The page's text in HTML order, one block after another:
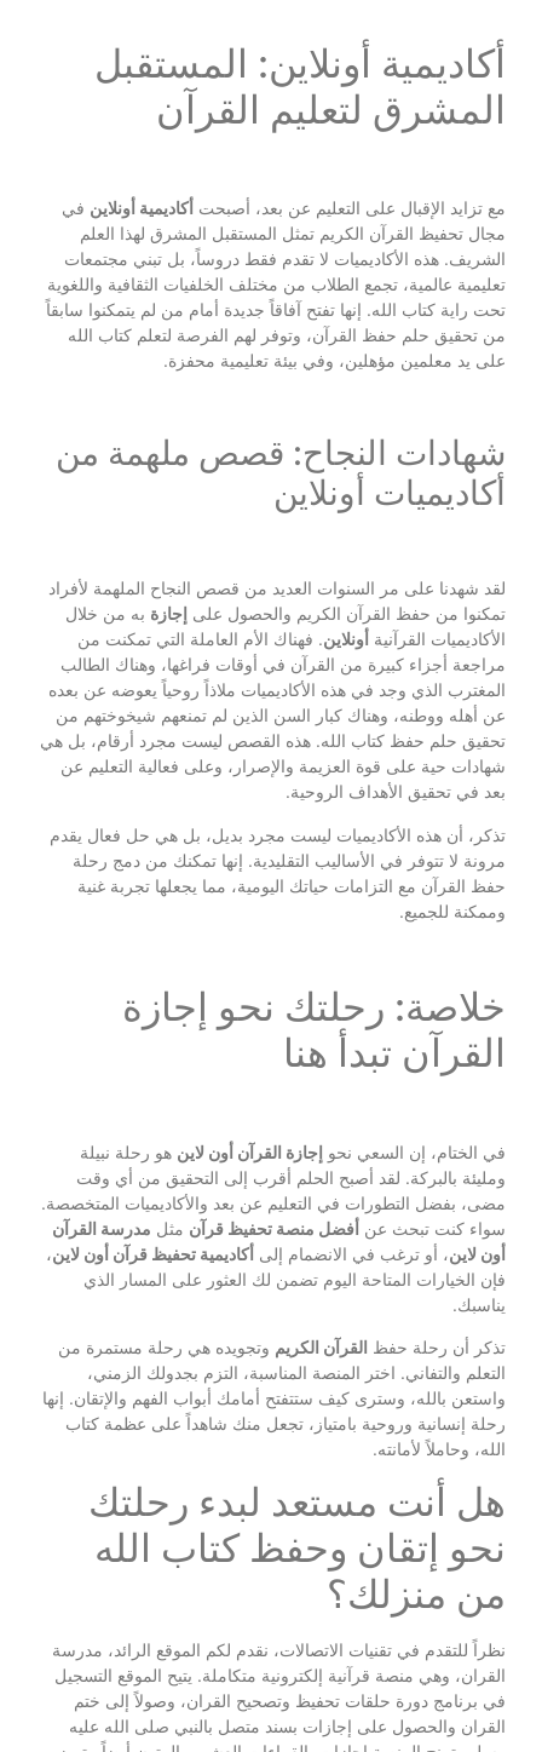
أكاديمية أونلاين: المستقبل
المشرق لتعليم القرآن
مع تزايد الإقبال على التعليم عن بعد، أصبحت أكاديمية أونلاين في
مجال تحفيظ القرآن الكريم تمثل المستقبل المشرق لهذا العلم
الشريف. هذه الأكاديميات لا تقدم فقط دروساً، بل تبني مجتمعات
تعليمية عالمية، تجمع الطلاب من مختلف الخلفيات الثقافية واللغوية
تحت راية كتاب الله. إنها تفتح آفاقاً جديدة أمام من لم يتمكنوا سابقاً
من تحقيق حلم حفظ القرآن، وتوفر لهم الفرصة لتعلم كتاب الله
على يد معلمين مؤهلين، وفي بيئة تعليمية محفزة.
شهادات النجاح: قصص ملهمة من
أكاديميات أونلاين
لقد شهدنا على مر السنوات العديد من قصص النجاح الملهمة لأفراد
تمكنوا من حفظ القرآن الكريم والحصول على إجازة به من خلال
الأكاديميات القرآنية أونلاين. فهناك الأم العاملة التي تمكنت من
مراجعة أجزاء كبيرة من القرآن في أوقات فراغها، وهناك الطالب
المغترب الذي وجد في هذه الأكاديميات ملاذاً روحياً يعوضه عن بعده
عن أهله ووطنه، وهناك كبار السن الذين لم تمنعهم شيخوختهم من
تحقيق حلم حفظ كتاب الله. هذه القصص ليست مجرد أرقام، بل هي
شهادات حية على قوة العزيمة والإصرار، وعلى فعالية التعليم عن
بعد في تحقيق الأهداف الروحية.
تذكر، أن هذه الأكاديميات ليست مجرد بديل، بل هي حل فعال يقدم
مرونة لا تتوفر في الأساليب التقليدية. إنها تمكنك من دمج رحلة
حفظ القرآن مع التزامات حياتك اليومية، مما يجعلها تجربة غنية
وممكنة للجميع.
خلاصة: رحلتك نحو إجازة
القرآن تبدأ هنا
في الختام، إن السعي نحو إجازة القرآن أون لاين هو رحلة نبيلة
ومليئة بالبركة. لقد أصبح الحلم أقرب إلى التحقيق من أي وقت
مضى، بفضل التطورات في التعليم عن بعد والأكاديميات المتخصصة.
سواء كنت تبحث عن أفضل منصة تحفيظ قرآن مثل مدرسة القرآن
أون لاين، أو ترغب في الانضمام إلى أكاديمية تحفيظ قرآن أون لاين،
فإن الخيارات المتاحة اليوم تضمن لك العثور على المسار الذي
يناسبك.
تذكر أن رحلة حفظ القرآن الكريم وتجويده هي رحلة مستمرة من
التعلم والتفاني. اختر المنصة المناسبة، التزم بجدولك الزمني،
واستعن بالله، وسترى كيف ستتفتح أمامك أبواب الفهم والإتقان. إنها
رحلة إنسانية وروحية بامتياز، تجعل منك شاهداً على عظمة كتاب
الله، وحاملاً لأمانته.
هل أنت مستعد لبدء رحلتك
نحو إتقان وحفظ كتاب الله
من منزلك؟
نظراً للتقدم في تقنيات الاتصالات، نقدم لكم الموقع الرائد، مدرسة
القران، وهي منصة قرآنية إلكترونية متكاملة. يتيح الموقع التسجيل
في برنامج دورة حلقات تحفيظ وتصحيح القران، وصولاً إلى ختم
القران والحصول على إجازات بسند متصل بالنبي صلى الله عليه